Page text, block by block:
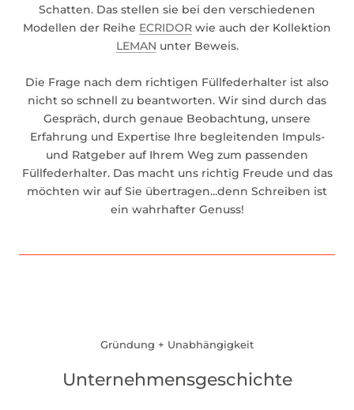
Schatten. Das stellen sie bei den verschiedenen
Modellen der Reihe ECRIDOR wie auch der Kollektion
LEMAN unter Beweis.
Die Frage nach dem richtigen Füllfederhalter ist also
nicht so schnell zu beantworten. Wir sind durch das
Gespräch, durch genaue Beobachtung, unsere
Erfahrung und Expertise Ihre begleitenden Impuls-
und Ratgeber auf Ihrem Weg zum passenden
Füllfederhalter. Das macht uns richtig Freude und das
möchten wir auf Sie übertragen...denn Schreiben ist
ein wahrhafter Genuss!
Gründung + Unabhängigkeit
Unternehmensgeschichte